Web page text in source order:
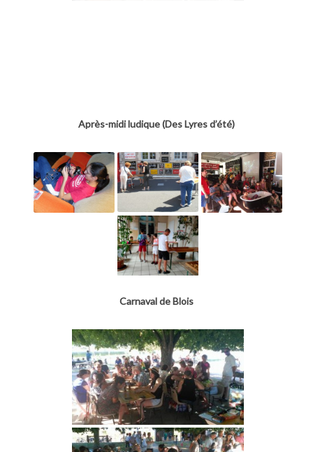
Après-midi ludique (Des Lyres d’été)
Carnaval de Blois